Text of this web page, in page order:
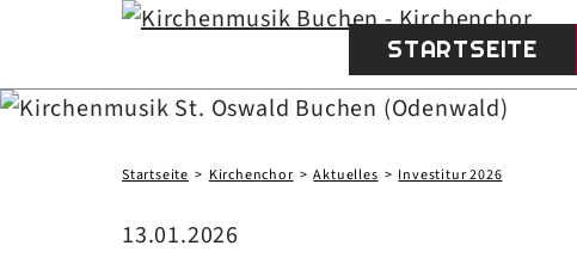
STARTSEITE
Startseite Kirchenchor Aktuelles Investitur 2026
13.01.2026